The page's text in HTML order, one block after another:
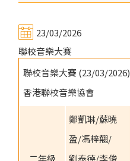
23/03/2026
聯校音樂大賽
聯校音樂大賽 (23/03/2026)
香港聯校音樂協會
二年級
鄭凱琳/蘇曉
盈/馮梓翹/
劉泰德/李俊